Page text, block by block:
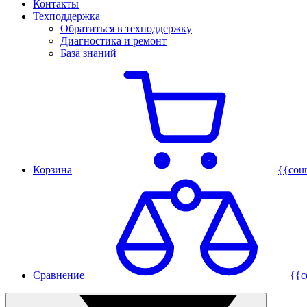
Контакты
Техподдержка
Обратиться в техподдержку
Диагностика и ремонт
База знаний
Корзина
Сравнение